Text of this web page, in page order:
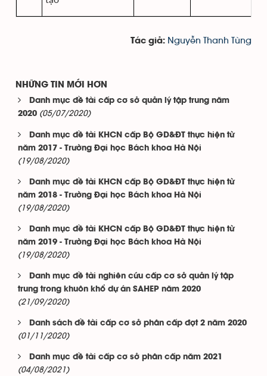
Tác giả: Nguyễn Thanh Tùng
NHỮNG TIN MỚI HƠN
Danh mục đề tài cấp cơ sở quản lý tập trung năm
2020 (05/07/2020)
Danh mục đề tài KHCN cấp Bộ GD&ĐT thực hiện từ
năm 2017 - Trường Đại học Bách khoa Hà Nội
(19/08/2020)
Danh mục đề tài KHCN cấp Bộ GD&ĐT thực hiện từ
năm 2018 - Trường Đại học Bách khoa Hà Nội
(19/08/2020)
Danh mục đề tài KHCN cấp Bộ GD&ĐT thực hiện từ
năm 2019 - Trường Đại học Bách khoa Hà Nội
(19/08/2020)
Danh mục đề tài nghiên cứu cấp cơ sở quản lý tập
trung trong khuôn khổ dự án SAHEP năm 2020
(21/09/2020)
Danh sách đề tài cấp cơ sở phân cấp đợt 2 năm 2020
(01/11/2020)
Danh mục đề tài cấp cơ sở phân cấp năm 2021
(04/08/2021)